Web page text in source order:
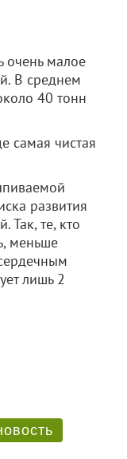
очень малое
В среднем
40 тонн
самая чистая
развития
Так, те, кто
меньше
лишь 2